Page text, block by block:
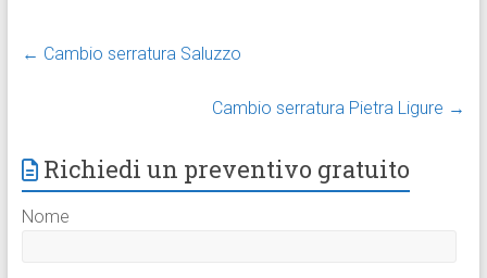
← Cambio serratura Saluzzo
Cambio serratura Pietra Ligure →
Richiedi un preventivo gratuito
Nome